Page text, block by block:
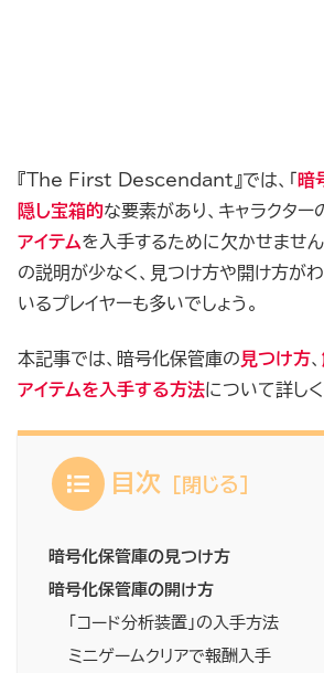
『The First Descendant』では、「 暗
隠し宝箱的な要素があり、キャラクター
アイテムを入手するために欠かせません
の説明が少なく、見つけ方や開け方が
いるプレイヤーも多いでしょう。
本記事では、暗号化保管庫の見つけ方、
アイテムを入手する方法について詳しく
目次
暗号化保管庫の見つけ方
暗号化保管庫の開け方
「コード分析装置」の入手方法
ミニゲームクリアで報酬入手